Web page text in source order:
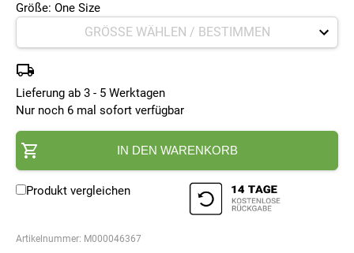
Größe: One Size
Lieferung ab 3 - 5 Werktagen
Nur noch 6 mal sofort verfügbar
IN DEN WARENKORB
Produkt vergleichen
Artikelnummer: M000046367